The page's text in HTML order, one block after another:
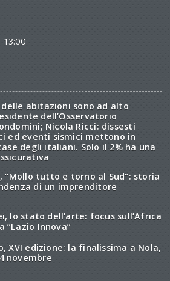
13:00
delle abitazioni sono ad alto
dell’Osservatorio
Nicola Ricci: dissesti
ed eventi sismici mettono in
degli italiani. Solo il 2% ha una
“Mollo tutto e torno al Sud”: storia
di un imprenditore
lo stato dell’arte: focus sull’Africa
“Lazio Innova”
XVI edizione: la finalissima a Nola,
novembre